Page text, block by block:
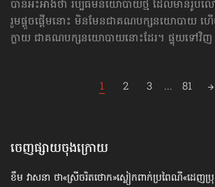
បានអះអាងថា រប្បធម៌​នយោបាយ​ថ្មី ដែលមានរូប
រួម​ផ្ដួចផ្ដើមនោះ មិនមែនជា​គណបក្ស​នយោបាយ
ក្លាយ ជាគណបក្សនយោបាយ​នោះដែរ។ ផ្ទុយទៅវិញ
1 2 3 ... 81
ចេញផ្សាយចុងក្រោយ
ខឹម វាសនា ថា«ស្រីចរិតថោក»​ស្លៀកពាក់ប្រពៃណី​«ដេញប្